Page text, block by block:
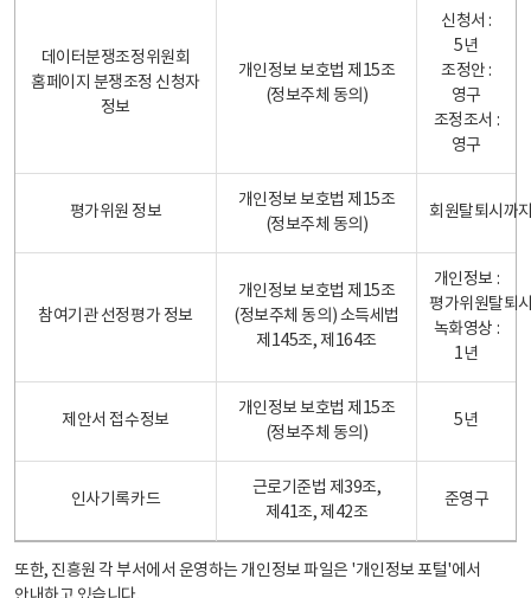
데이터분쟁조정위원회
홈페이지 분쟁조정 신청자
정보
개인정보 보호법 제15조
(정보주체 동의)
신청서 :
5년
조정안 :
영구
조정조서 :
영구
평가위원 정보
개인정보 보호법 제15조
(정보주체 동의)
회원탈퇴시까
참여기관 선정평가 정보
개인정보 보호법 제15조
(정보주체 동의) 소득세법
제145조, 제164조
개인정보 :
평가위원탈퇴
녹화영상 :
1년
제안서 접수정보
개인정보 보호법 제15조
(정보주체 동의)
5년
인사기록카드
근로기준법 제39조,
제41조, 제42조
준영구
또한, 진흥원 각 부서에서 운영하는 개인정보 파일은 '개인정보 포털'에서